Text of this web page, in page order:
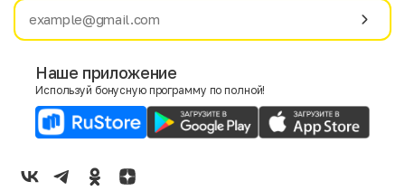
Имя
E-mail
Наше приложение
Используй бонусную программу по полной!